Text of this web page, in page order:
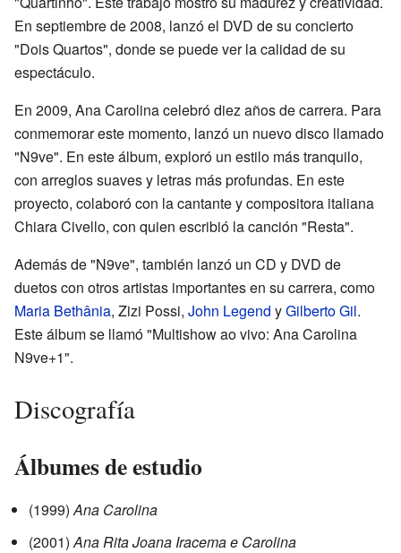
En septiembre de 2008, lanzó el DVD de su concierto
"Dois Quartos", donde se puede ver la calidad de su
espectáculo.
En 2009, Ana Carolina celebró diez años de carrera. Para
conmemorar este momento, lanzó un nuevo disco llamado
"N9ve". En este álbum, exploró un estilo más tranquilo,
con arreglos suaves y letras más profundas. En este
proyecto, colaboró con la cantante y compositora italiana
Chiara Civello, con quien escribió la canción "Resta".
Además de "N9ve", también lanzó un CD y DVD de
duetos con otros artistas importantes en su carrera, como
Maria Bethânia, Zizi Possi, John Legend yGilberto Gil.
Este álbum se llamó "Multishow ao vivo: Ana Carolina
N9ve+1".
Discografía
Álbumes de estudio
(1999)Ana Carolina
(2001)Ana Rita Joana Iracema e Carolina